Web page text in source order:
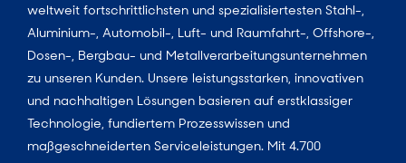
weltweit fortschrittlichsten und spezialisiertesten Stahl-,
Aluminium-, Automobil-, Luft- und Raumfahrt-, Offshore-,
Dosen-, Bergbau- und Metallverarbeitungsunternehmen
zu unseren Kunden. Unsere leistungsstarken, innovativen
und nachhaltigen Lösungen basieren auf erstklassiger
Technologie, fundiertem Prozesswissen und
maßgeschneiderten Serviceleistungen. Mit 4.700